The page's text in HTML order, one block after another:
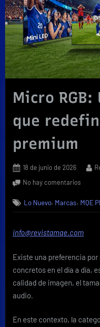
Micro
que
premium
Posted
18 de junio de 2026
No hay comentariosen
RGB:
Un
que
la
Lo Nuevo, Marcas, MQE
info@revistamqe.com
Existe una preferencia
concretos en el día a día,
calidad de imagen, el
audio.
En este contexto, la